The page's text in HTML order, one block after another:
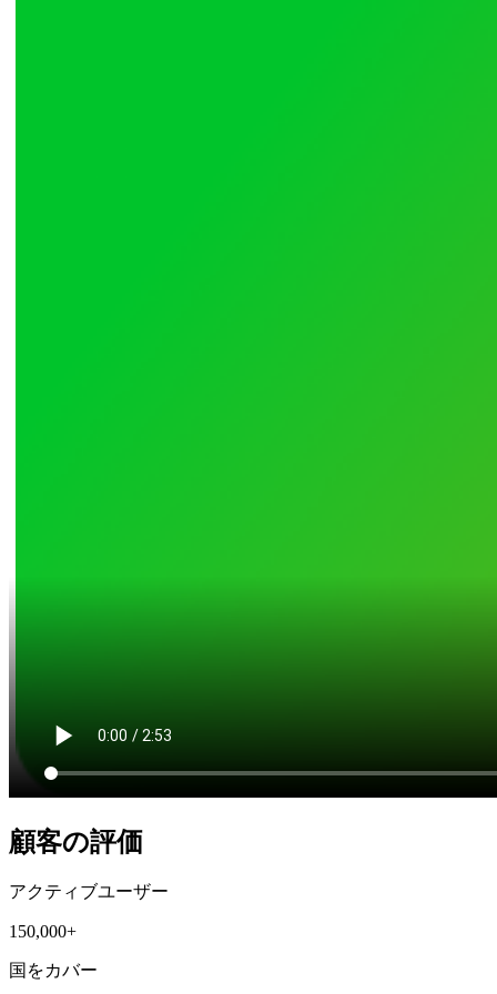
顧客の評価
アクティブユーザー
150,000+
国をカバー